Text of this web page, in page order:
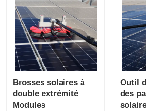
Brosses solaires à
double extrémité
Modules
Outil
des